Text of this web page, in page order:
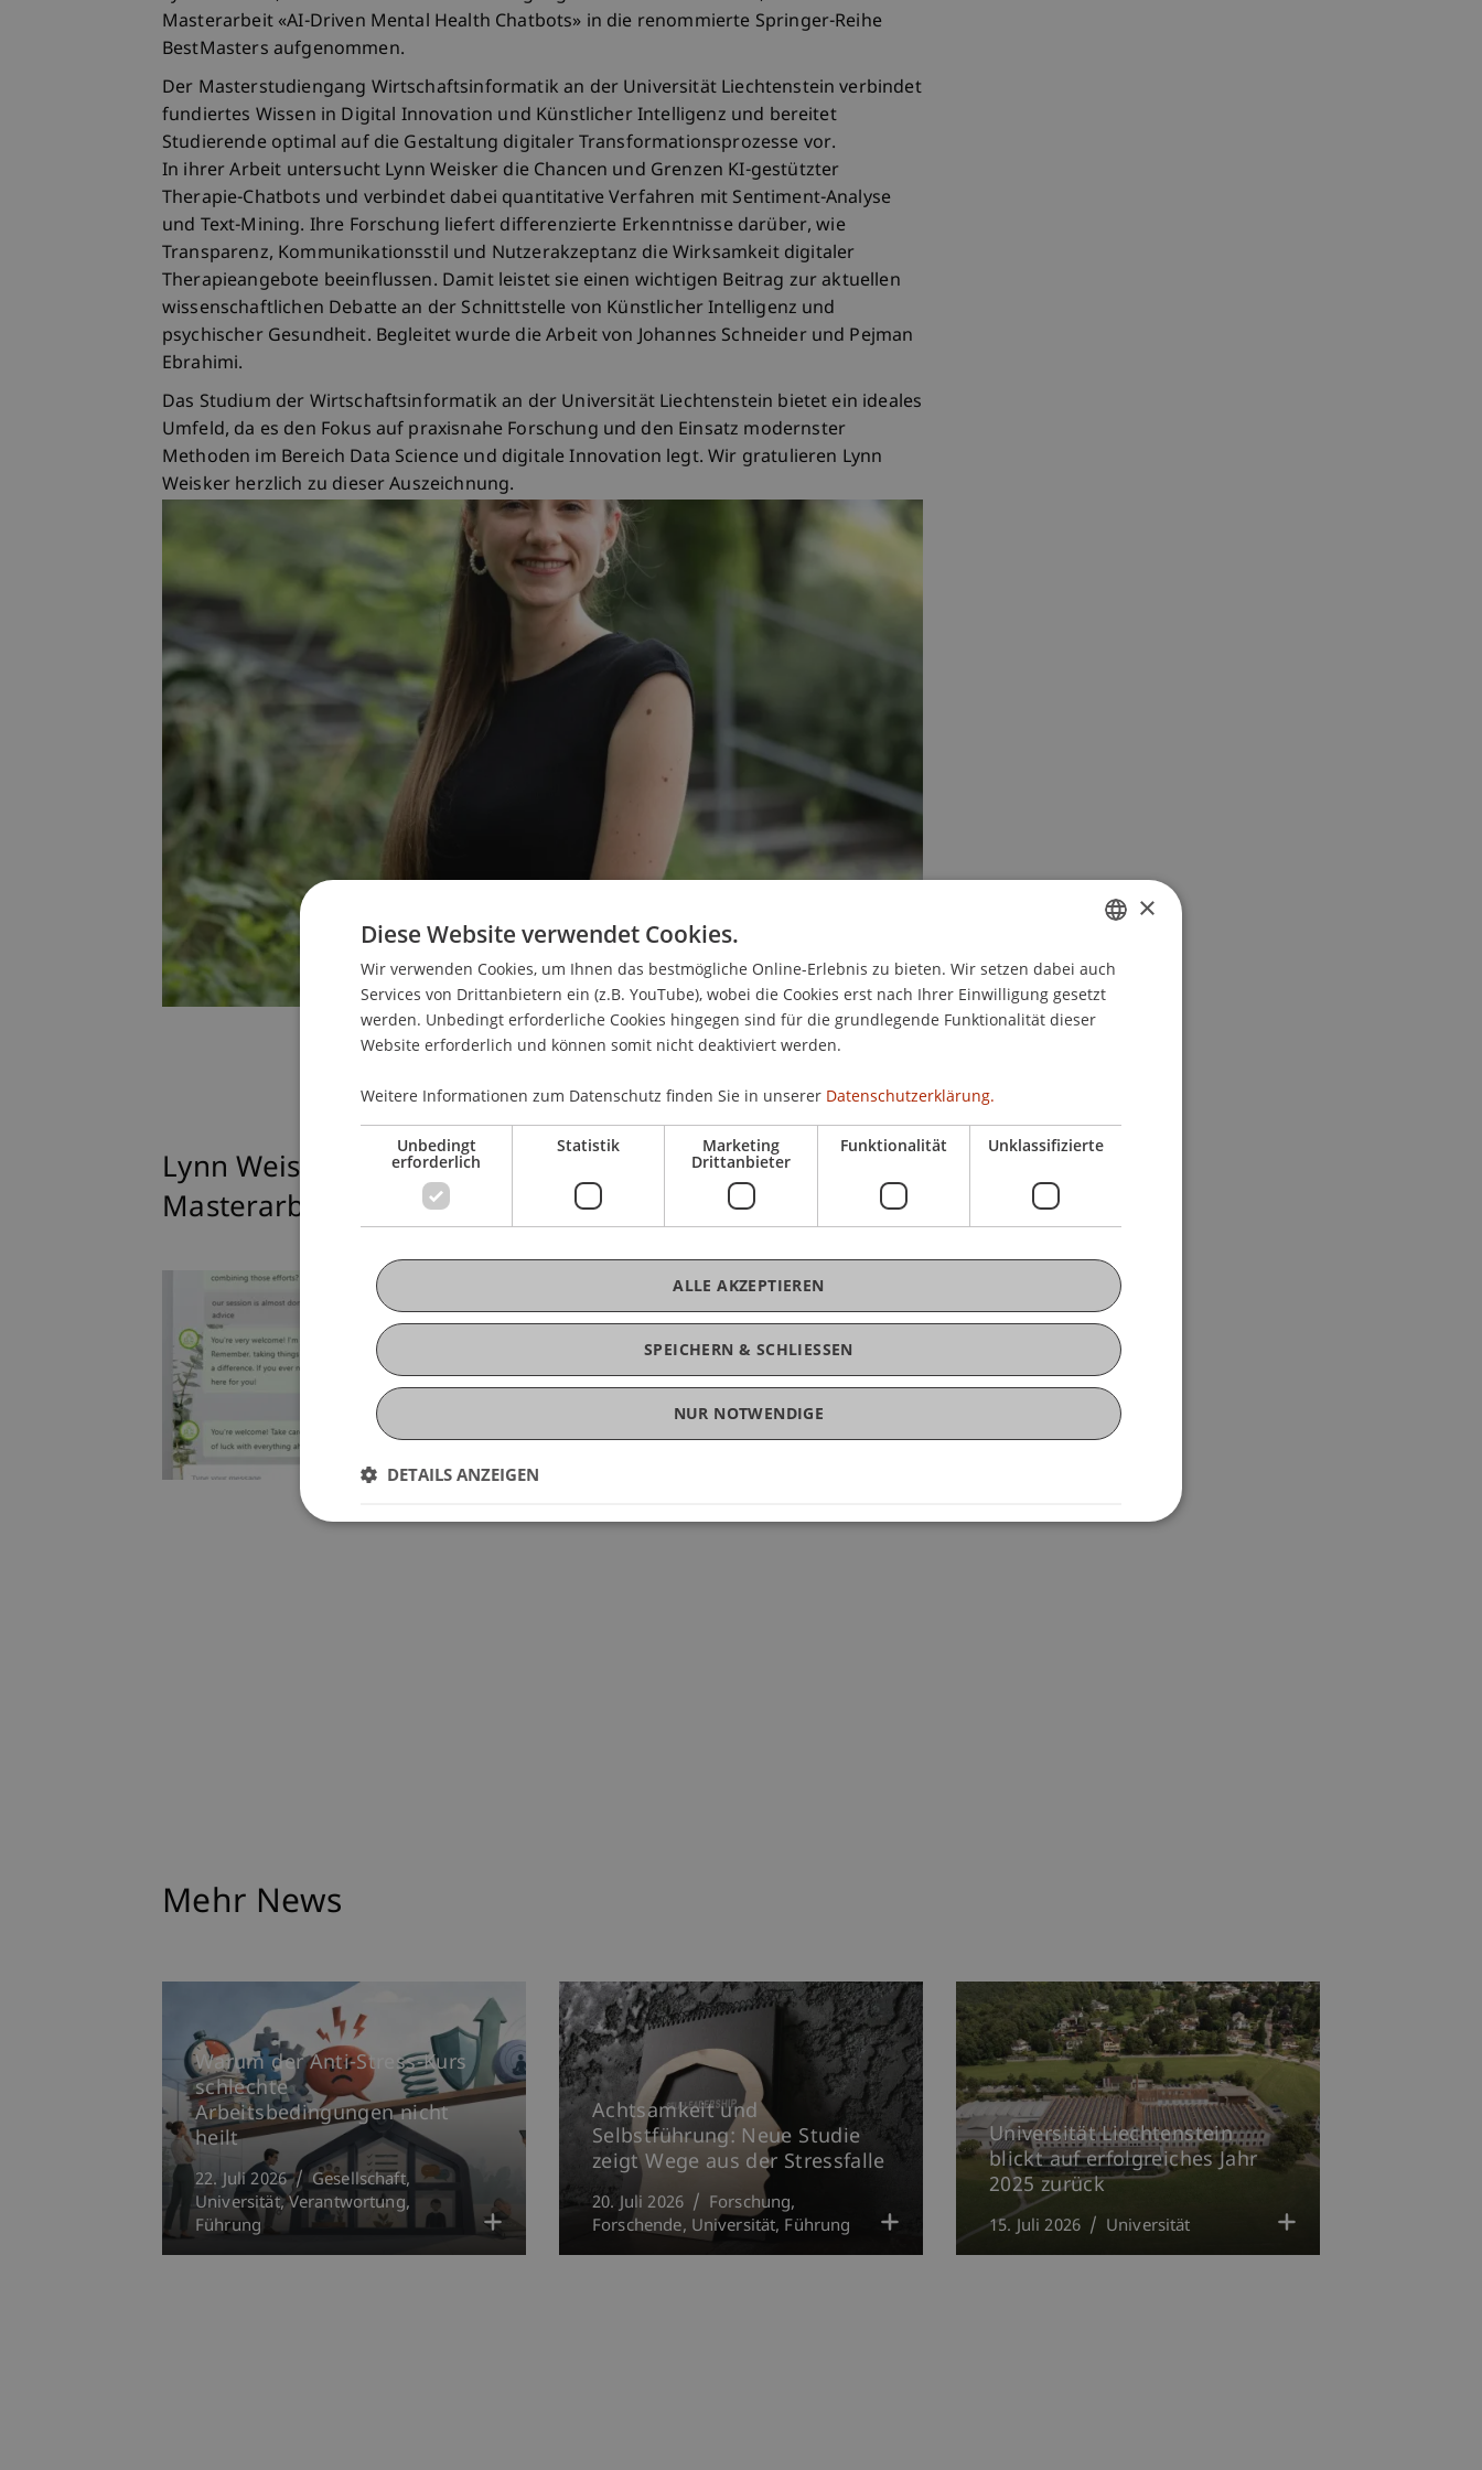
Masterarbeit «AI-Driven Mental Health Chatbots» in die renommierte Springer-Reihe
BestMasters aufgenommen.
Der Masterstudiengang Wirtschaftsinformatik an der Universität Liechtenstein verbindet
fundiertes Wissen in Digital Innovation und Künstlicher Intelligenz und bereitet
Studierende optimal auf die Gestaltung digitaler Transformationsprozesse vor.
In ihrer Arbeit untersucht Lynn Weisker die Chancen und Grenzen KI-gestützter
Therapie-Chatbots und verbindet dabei quantitative Verfahren mit Sentiment-Analyse
und Text-Mining. Ihre Forschung liefert differenzierte Erkenntnisse darüber, wie
Transparenz, Kommunikationsstil und Nutzerakzeptanz die Wirksamkeit digitaler
Therapieangebote beeinflussen. Damit leistet sie einen wichtigen Beitrag zur aktuellen
wissenschaftlichen Debatte an der Schnittstelle von Künstlicher Intelligenz und
psychischer Gesundheit. Begleitet wurde die Arbeit von Johannes Schneider und Pejman
Ebrahimi.
Das Studium der Wirtschaftsinformatik an der Universität Liechtenstein bietet ein ideales
Umfeld, da es den Fokus auf praxisnahe Forschung und den Einsatz modernster
Methoden im Bereich Data Science und digitale Innovation legt. Wir gratulieren Lynn
Weisker herzlich zu dieser Auszeichnung.
Lynn Weisker erhält Auszeichnung für herausragende
Masterarbeit
Mehr News
Warum der Anti-Stress-Kurs
schlechte
Arbeitsbedingungen nicht
heilt
22. Juli 2026
Gesellschaft
Universität Verantwortung
Führung
Achtsamkeit und
Selbstführung: Neue Studie
zeigt Wege aus der Stressfalle
20. Juli 2026
Forschung
Forschende Universität Führung
Universität Liechtenstein
blickt auf erfolgreiches Jahr
2025 zurück
15. Juli 2026 Universität
GERMAN
ENGLISH
×
Diese Website verwendet Cookies.
Wir verwenden Cookies, um Ihnen das bestmögliche Online-Erlebnis zu bieten. Wir setzen dabei auch
Services von Drittanbietern ein (z.B. YouTube), wobei die Cookies erst nach Ihrer Einwilligung gesetzt
werden. Unbedingt erforderliche Cookies hingegen sind für die grundlegende Funktionalität dieser
Website erforderlich und können somit nicht deaktiviert werden.
Weitere Informationen zum Datenschutz finden Sie in unserer Datenschutzerklärung.
Unbedingt
erforderlich
Statistik Marketing
Drittanbieter
Funktionalität Unklassifizierte
SPEICHERN & SCHLIESSEN
ALLE AKZEPTIEREN
NUR NOTWENDIGE
DETAILS ANZEIGEN